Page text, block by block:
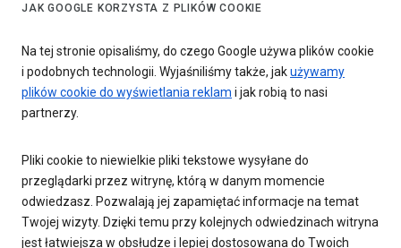
JAK GOOGLE KORZYSTA Z PLIKÓW COOKIE
Na tej stronie opisaliśmy, do czego Google używa plików cookie
i podobnych technologii. Wyjaśniliśmy także, jakużywamy
plików cookie do wyświetlania reklam i jak robią to nasi
partnerzy.
Pliki cookie to niewielkie pliki tekstowe wysyłane do
przeglądarki przez witrynę, którą w danym momencie
odwiedzasz. Pozwalają jej zapamiętać informacje na temat
Twojej wizyty. Dzięki temu przy kolejnych odwiedzinach witryna
jest łatwiejsza w obsłudze i lepiej dostosowana do Twoich